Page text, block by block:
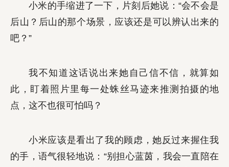
小米的手缩进了一下，片刻后她说：“会不会是
后山？后山的那个场景，应该还是可以辨认出来的
吧？”
我不知道这话说出来她自己信不信，就算如
此，盯着照片里每一处蛛丝马迹来推测拍摄的地
点，这不也很可怕吗？
小米应该是看出了我的顾虑，她反过来握住我
的手，语气很轻地说：“别担心蓝茵，我会一直陪在